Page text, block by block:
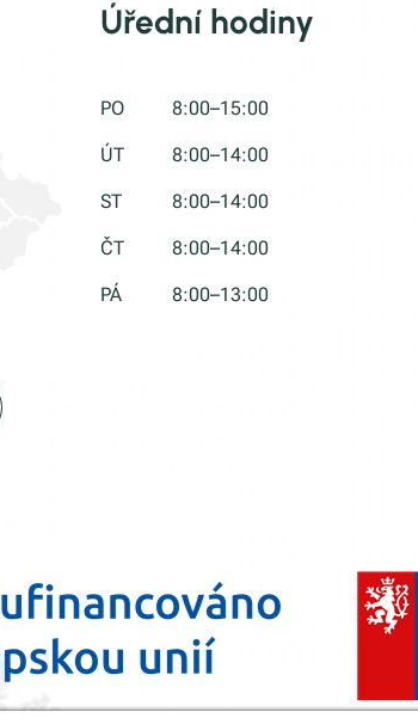
Úřední hodiny
PO 8:00–15:00
ÚT 8:00–14:00
ST 8:00–14:00
ČT 8:00–14:00
PÁ 8:00–13:00